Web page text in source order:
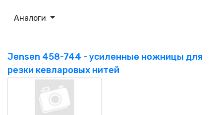
Аналоги
Jensen 458-744 - усиленные ножницы для
резки кевларовых нитей